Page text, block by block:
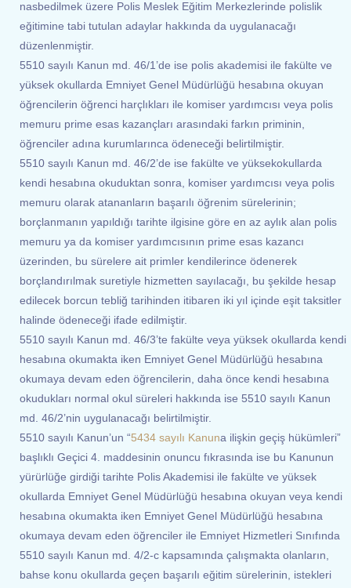
nasbedilmek üzere Polis Meslek Eğitim Merkezlerinde polislik
eğitimine tabi tutulan adaylar hakkında da uygulanacağı
düzenlenmiştir.
5510 sayılı Kanun md. 46/1’de ise polis akademisi ile fakülte ve
yüksek okullarda Emniyet Genel Müdürlüğü hesabına okuyan
öğrencilerin öğrenci harçlıkları ile komiser yardımcısı veya polis
memuru prime esas kazançları arasındaki farkın priminin,
öğrenciler adına kurumlarınca ödeneceği belirtilmiştir.
5510 sayılı Kanun md. 46/2’de ise fakülte ve yüksekokullarda
kendi hesabına okuduktan sonra, komiser yardımcısı veya polis
memuru olarak atananların başarılı öğrenim sürelerinin;
borçlanmanın yapıldığı tarihte ilgisine göre en az aylık alan polis
memuru ya da komiser yardımcısının prime esas kazancı
üzerinden, bu sürelere ait primler kendilerince ödenerek
borçlandırılmak suretiyle hizmetten sayılacağı, bu şekilde hesap
edilecek borcun tebliğ tarihinden itibaren iki yıl içinde eşit taksitler
halinde ödeneceği ifade edilmiştir.
5510 sayılı Kanun md. 46/3’te fakülte veya yüksek okullarda kendi
hesabına okumakta iken Emniyet Genel Müdürlüğü hesabına
okumaya devam eden öğrencilerin, daha önce kendi hesabına
okudukları normal okul süreleri hakkında ise 5510 sayılı Kanun
md. 46/2’nin uygulanacağı belirtilmiştir.
5510 sayılı Kanun’un “5434 sayılı Kanuna ilişkin geçiş hükümleri”
başlıklı Geçici 4. maddesinin onuncu fıkrasında ise bu Kanunun
yürürlüğe girdiği tarihte Polis Akademisi ile fakülte ve yüksek
okullarda Emniyet Genel Müdürlüğü hesabına okuyan veya kendi
hesabına okumakta iken Emniyet Genel Müdürlüğü hesabına
okumaya devam eden öğrenciler ile Emniyet Hizmetleri Sınıfında
5510 sayılı Kanun md. 4/2-c kapsamında çalışmakta olanların,
bahse konu okullarda geçen başarılı eğitim sürelerinin, istekleri